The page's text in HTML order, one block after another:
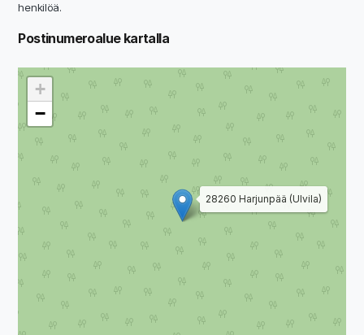
henkilöä.
Postinumeroalue kartalla
28260 Harjunpää (Ulvila)
+
−